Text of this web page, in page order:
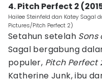
4. Pitch Perfect 2
Hailee Steinfeld dan Katey Sagal
Pictures/Pitch Perfect 2)
Setahun setelah Sons
Sagal bergabung
populer, Pitch Perfect
Katherine Junk, ibu